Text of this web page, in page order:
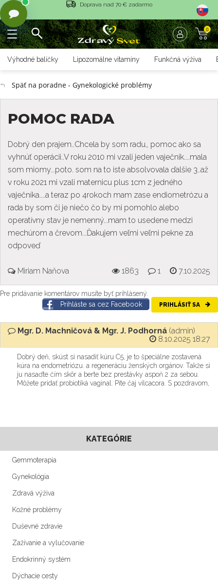
Rýchle dodanie <36 hod 0
Výhodné balíčky Lipozomálne vitamíny Funkčná výživa
Späť na poradne - Gynekologické problémy
POMOC RADA
Dobrý den prajem..Chcela by som radu,, pomoc ako sa
vyhnúť operácii..V roku 2010 mi vzali jeden vaječnik....mala
som miomy...poto. som na to iste absolvovala ďalšie 3..až
v roku 2021 mi vzali maternicu plus 1cm z jedného
vaječníka....a teraz po 4rokoch mam zase endiometrózu a
rada by som či je niečo čo by mi pomohlo alebo
operatívny stav je nemenný...mam to usedene medzi
mechúrom a črevom...Ďakujem veľmi veľmi pekne za
odpoveď
Miriam Naňova 1863 1 7.10.2025
Pre pridávanie komentárov musíte byť prihlásený.
Prihláste sa cez Facebook
PRIHLÁSIŤ SA
Mgr. D. Machničová & Mgr. J. Podhorná (admin)
8.10.2025 18:27
Dobrý deň, skúst si nasadiť kúru C5, je to špeciálne zostavená
kúra na endometriózu. a regeneráciu ženských orgánov. Takže si
ju nasaďte čím skôr a berte bez prestávky aspoň 2 za sebou.
Môžete pridať probiotiká vaginal. Pite čaj vilcacora. S pozdravom,
KATEGÓRIE
Gemmoterapia
Gynekológia
Zdravá výživa
Kožné problémy
Duševné zdravie
Zažívanie a vylučovanie
Endokrinný systém
Dýchacie cesty